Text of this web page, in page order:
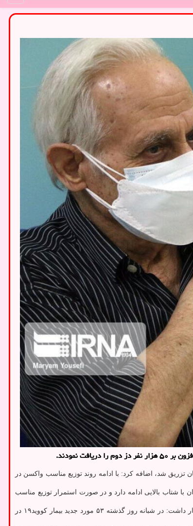
۲ روز گذشته بیشتر از ۱۳ هزار دُز واکسن در شرق استان سمنان تزریق شد، اضافه کرد: با ادامه روند توزیع مناسب واکسن در
شتاب بالایی ادامه دارد و در صورت استمرار توزیع مناسب
چمن با اشاره به اینکه طی چند روز گذشته روند رو به کاهش را در آمار مبتلایان به ویروس کرونا در شهرستان های شاهرود و میامی را شاهد می باشیم، اظهار داشت: در شبانه روز گذشته ۵۳ مورد جدید بیمار کووید۱۹ در